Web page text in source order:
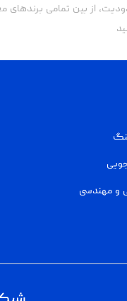
از بین تمامی برندهای
و مهندسی